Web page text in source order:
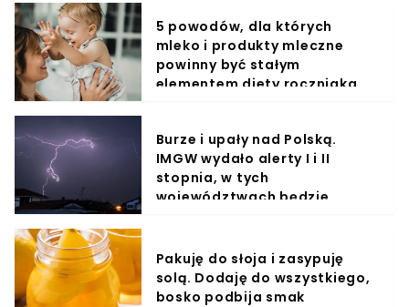
5 powodów, dla których
mleko i produkty mleczne
powinny być stałym
elementem diety roczniaka
Burze i upały nad Polską.
IMGW wydało alerty I i II
stopnia, w tych
województwach będzie
Pakuję do słoja i zasypuję
solą. Dodaję do wszystkiego,
bosko podbija smak